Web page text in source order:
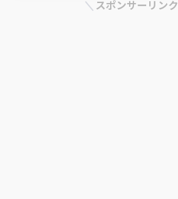
スポンサーリンク